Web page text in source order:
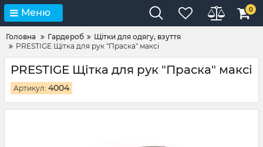
Меню 0
Головна Гардероб
Щітки для одягу, взуття
PRESTIGE Щітка для рук "Праска" максі
PRESTIGE Щітка для рук "Праска" максі
Артикул: 4004